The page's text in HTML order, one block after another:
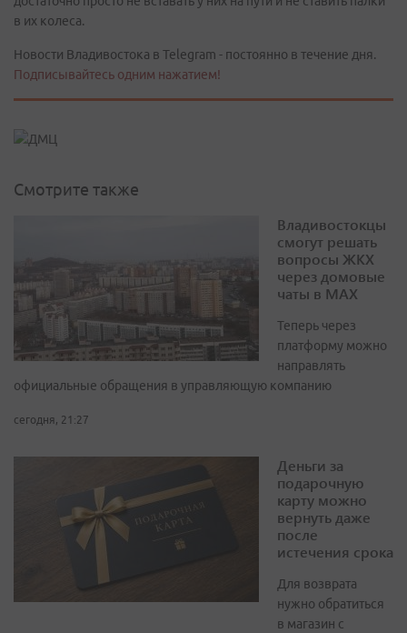
в их колеса.
Новости Владивостока в Telegram - постоянно в течение дня.
Подписывайтесь одним нажатием!
Смотрите также
Владивостокцы
смогут решать
вопросы ЖКХ
через домовые
чаты в МАХ
Теперь через
платформу можно
направлять
официальные обращения в управляющую компанию
сегодня, 21:27
Деньги за
подарочную
карту можно
вернуть даже
после
истечения срока
Для возврата
нужно обратиться
в магазин с